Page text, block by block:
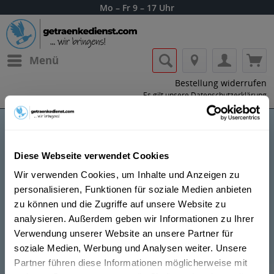
Diese Webseite verwendet Cookies
Wir verwenden Cookies, um Inhalte und Anzeigen zu
personalisieren, Funktionen für soziale Medien anbieten
zu können und die Zugriffe auf unsere Website zu
analysieren. Außerdem geben wir Informationen zu Ihrer
Verwendung unserer Website an unsere Partner für
soziale Medien, Werbung und Analysen weiter. Unsere
Partner führen diese Informationen möglicherweise mit
Mo – Fr 9 – 17 Uhr
Menü
Bestellung widerrufen
Es gilt unsereDatenschutzerklärung
Lass dir die Getränke von Liefmans nach
Hause oder ins Büro liefern.